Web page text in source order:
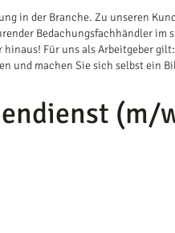
(m/
in der Branche. Zu unseren
Bedachungsfachhändler
Für uns als Arbeitgeber
und machen Sie sich selbst ein